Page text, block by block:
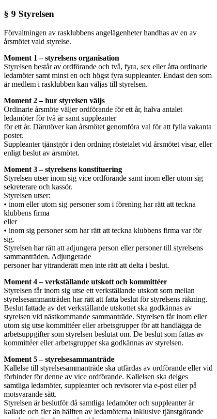
§ 9 Styrelsen
Förvaltningen av rasklubbens angelägenheter handhas av en av
årsmötet vald styrelse.
Moment 1 – styrelsens organisation
Styrelsen består av ordförande och två, fyra, sex eller åtta ordinarie
ledamöter samt minst en och högst fyra suppleanter. Endast den som
är medlem i rasklubben kan väljas till styrelsen.
Moment 2 – hur styrelsen väljs
Ordinarie årsmöte väljer ordförande för ett år, halva antalet
ledamöter för två år samt suppleanter
för ett år. Därutöver kan årsmötet genomföra val för att fylla vakanta
poster.
Suppleanter tjänstgör i den ordning röstetalet vid årsmötet visar, eller
enligt beslut av årsmötet.
Moment 3 – styrelsens konstituering
Styrelsen utser inom sig vice ordförande samt inom eller utom sig
sekreterare och kassör.
Styrelsen utser:
• inom eller utom sig personer som i förening har rätt att teckna
klubbens firma
eller
• inom sig personer som har rätt att teckna klubbens firma var för
sig.
Styrelsen har rätt att adjungera person eller personer till styrelsens
sammanträden. Adjungerade
personer har yttranderätt men inte rätt att delta i beslut.
Moment 4 – verkställande utskott och kommittéer
Styrelsen får inom sig utse ett verkställande utskott som mellan
styrelsesammanträden har rätt att fatta beslut för styrelsens räkning.
Beslut fattade av det verkställande utskottet ska godkännas av
styrelsen vid nästkommande sammanträde. Styrelsen får inom eller
utom sig utse kommittéer eller arbetsgrupper för att handlägga de
arbetsuppgifter som styrelsen beslutat om. De beslut som fattas av
kommittéer eller arbetsgrupper ska godkännas av styrelsen.
Moment 5 – styrelsesammanträde
Kallelse till styrelsesammanträde ska utfärdas av ordförande eller vid
förhinder för denne av vice ordförande. Kallelsen ska delges
samtliga ledamöter, suppleanter och revisorer via e-post eller på
motsvarande sätt.
Styrelsen är beslutför då samtliga ledamöter och suppleanter är
kallade och fler än hälften av ledamöterna inklusive tjänstgörande